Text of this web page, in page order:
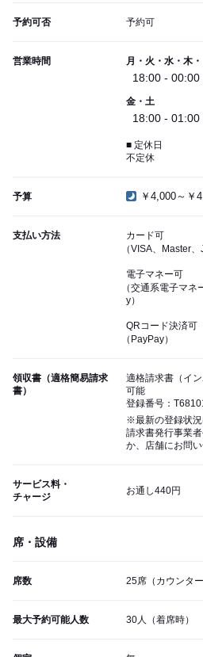
予約可否 予約可
営業時間 月・火・水・木・
18:00 - 00:00
金・土
18:00 - 01:00
■ 定休日
不定休
予算 ￥4,000～￥
支払い方法
カード可
（VISA、Master
電子マネー可
（交通系電子マ
y）
QRコード決済可
（PayPay）
領収書（適格簡易請求
書）
適格請求書（イ
可能
登録番号：
※最新の登録状
請求書発行事業
か、店舗にお問い
サービス料・
チャージ
お通し440円
席・設備
席数 25席（カウンタ
最大予約可能人数 30人（着席時）